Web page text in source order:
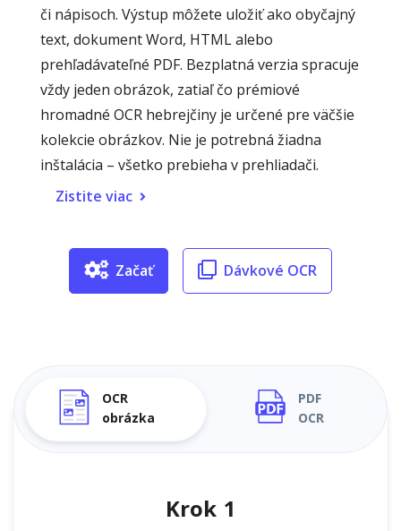
či nápisoch. Výstup môžete uložiť ako obyčajný
text, dokument Word, HTML alebo
prehľadávateľné PDF. Bezplatná verzia spracuje
vždy jeden obrázok, zatiaľ čo prémiové
hromadné OCR hebrejčiny je určené pre väčšie
kolekcie obrázkov. Nie je potrebná žiadna
inštalácia – všetko prebieha v prehliadači.
Zistite viac
Začať Dávkové OCR
OCR
obrázka
PDF
OCR
Krok 1